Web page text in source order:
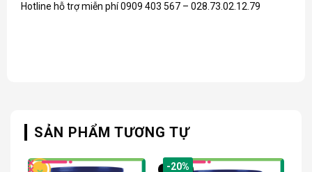
Hotline hỗ trợ miễn phí 0909 403 567 – 028.73.02.12.79
SẢN PHẨM TƯƠNG TỰ
-20%